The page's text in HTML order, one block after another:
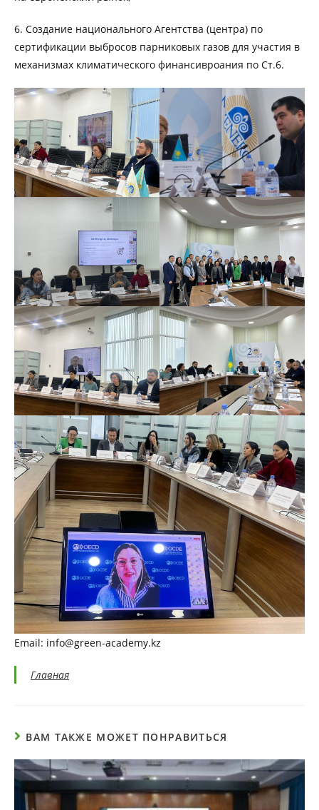
6. Создание национального Агентства (центра) по
сертификации выбросов парниковых газов для участия в
механизмах климатического финансивроания по Ст.6.
Email: info@green-academy.kz
Главная
ВАМ ТАКЖЕ МОЖЕТ ПОНРАВИТЬСЯ